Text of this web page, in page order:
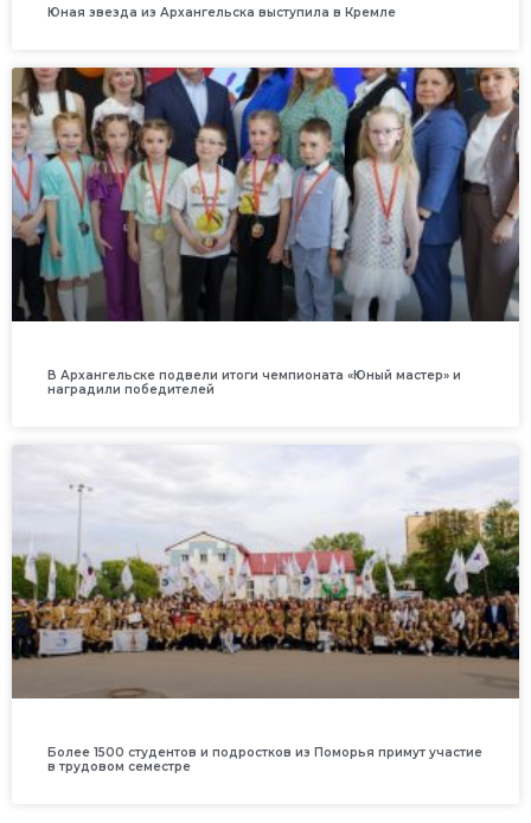
Юная звезда из Архангельска выступила в Кремле
В Архангельске подвели итоги чемпионата «Юный мастер» и
наградили победителей
Более 1500 студентов и подростков из Поморья примут участие
в трудовом семестре